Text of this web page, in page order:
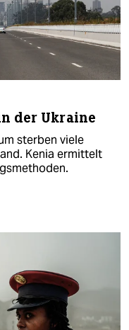
der Ukraine
sterben viele
Kenia ermittelt